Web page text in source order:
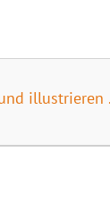
illustrieren